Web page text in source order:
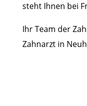
steht Ihnen bei
Ihr Team der
Zahnarzt in